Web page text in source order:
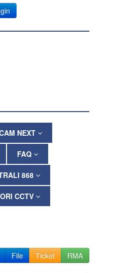
NEXT
FAQ
868
CCTV
File Ticket RMA